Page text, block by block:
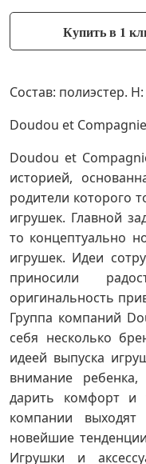
Купить в 1
Состав: полиэстер.
Doudou et Compagnie
Doudou et
историей,
родители которого
игрушек. Главной
то концептуально
игрушек. Идеи
приносили
оригинальность
Группа компаний
себя несколько
идеей выпуска
внимание
дарить комфорт и
компании
новейшие
Игрушки и